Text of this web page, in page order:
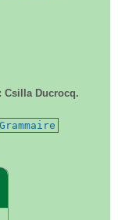
Csilla Ducrocq.
Grammaire